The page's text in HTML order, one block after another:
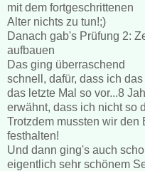
mit dem fortgeschrittenen
Alter nichts zu tun!;)
Danach gab's Prüfung 2:
aufbauen
Das ging überraschend
schnell, dafür, dass ich das
das letzte Mal so vor...8
erwähnt, dass ich nicht so
Trotzdem mussten wir den
festhalten!
Und dann ging's auch
eigentlich sehr schönem